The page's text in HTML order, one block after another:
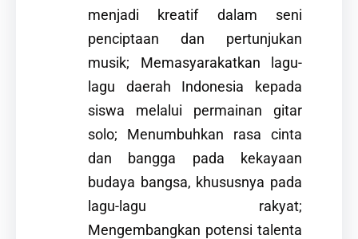
menjadi kreatif dalam seni
penciptaan dan pertunjukan
musik; Memasyarakatkan lagu-
lagu daerah Indonesia kepada
siswa melalui permainan gitar
solo; Menumbuhkan rasa cinta
dan bangga pada kekayaan
budaya bangsa, khususnya pada
lagu-lagu rakyat;
Mengembangkan potensi talenta